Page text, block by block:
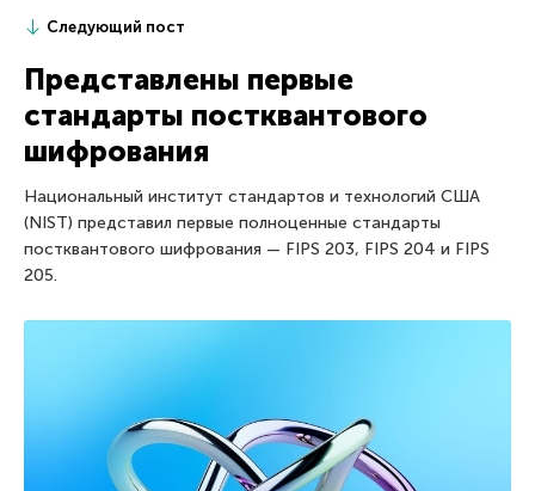
Следующий пост
Представлены первые
стандарты постквантового
шифрования
Национальный институт стандартов и технологий США
(NIST) представил первые полноценные стандарты
постквантового шифрования — FIPS 203, FIPS 204 и FIPS
205.